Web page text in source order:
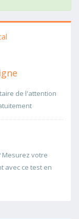
de l'attention
Mesurez votre
avec ce test en